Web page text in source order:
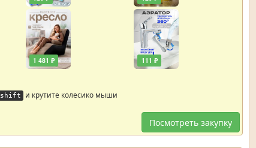
1 481 ₽ 111 ₽
shift и крутите колесико мыши
Посмотреть закупку